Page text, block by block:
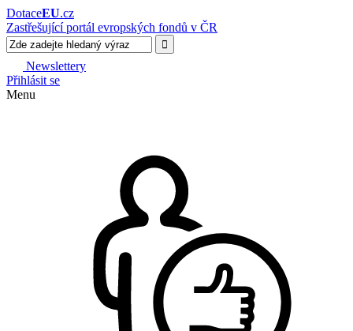
DotaceEU.cz
Zastřešující portál evropských fondů v ČR
Newslettery
Přihlásit se
Menu